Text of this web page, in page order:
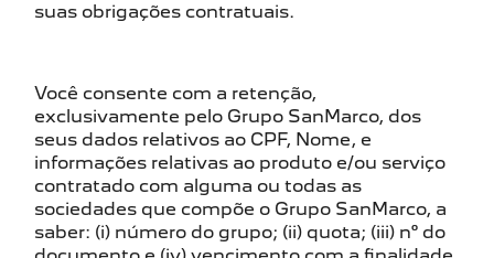
suas obrigações contratuais.
Você consente com a retenção,
exclusivamente pelo Grupo SanMarco, dos
seus dados relativos ao CPF, Nome, e
informações relativas ao produto e/ou serviço
contratado com alguma ou todas as
sociedades que compõe o Grupo SanMarco, a
saber: (i) número do grupo; (ii) quota; (iii) nº do